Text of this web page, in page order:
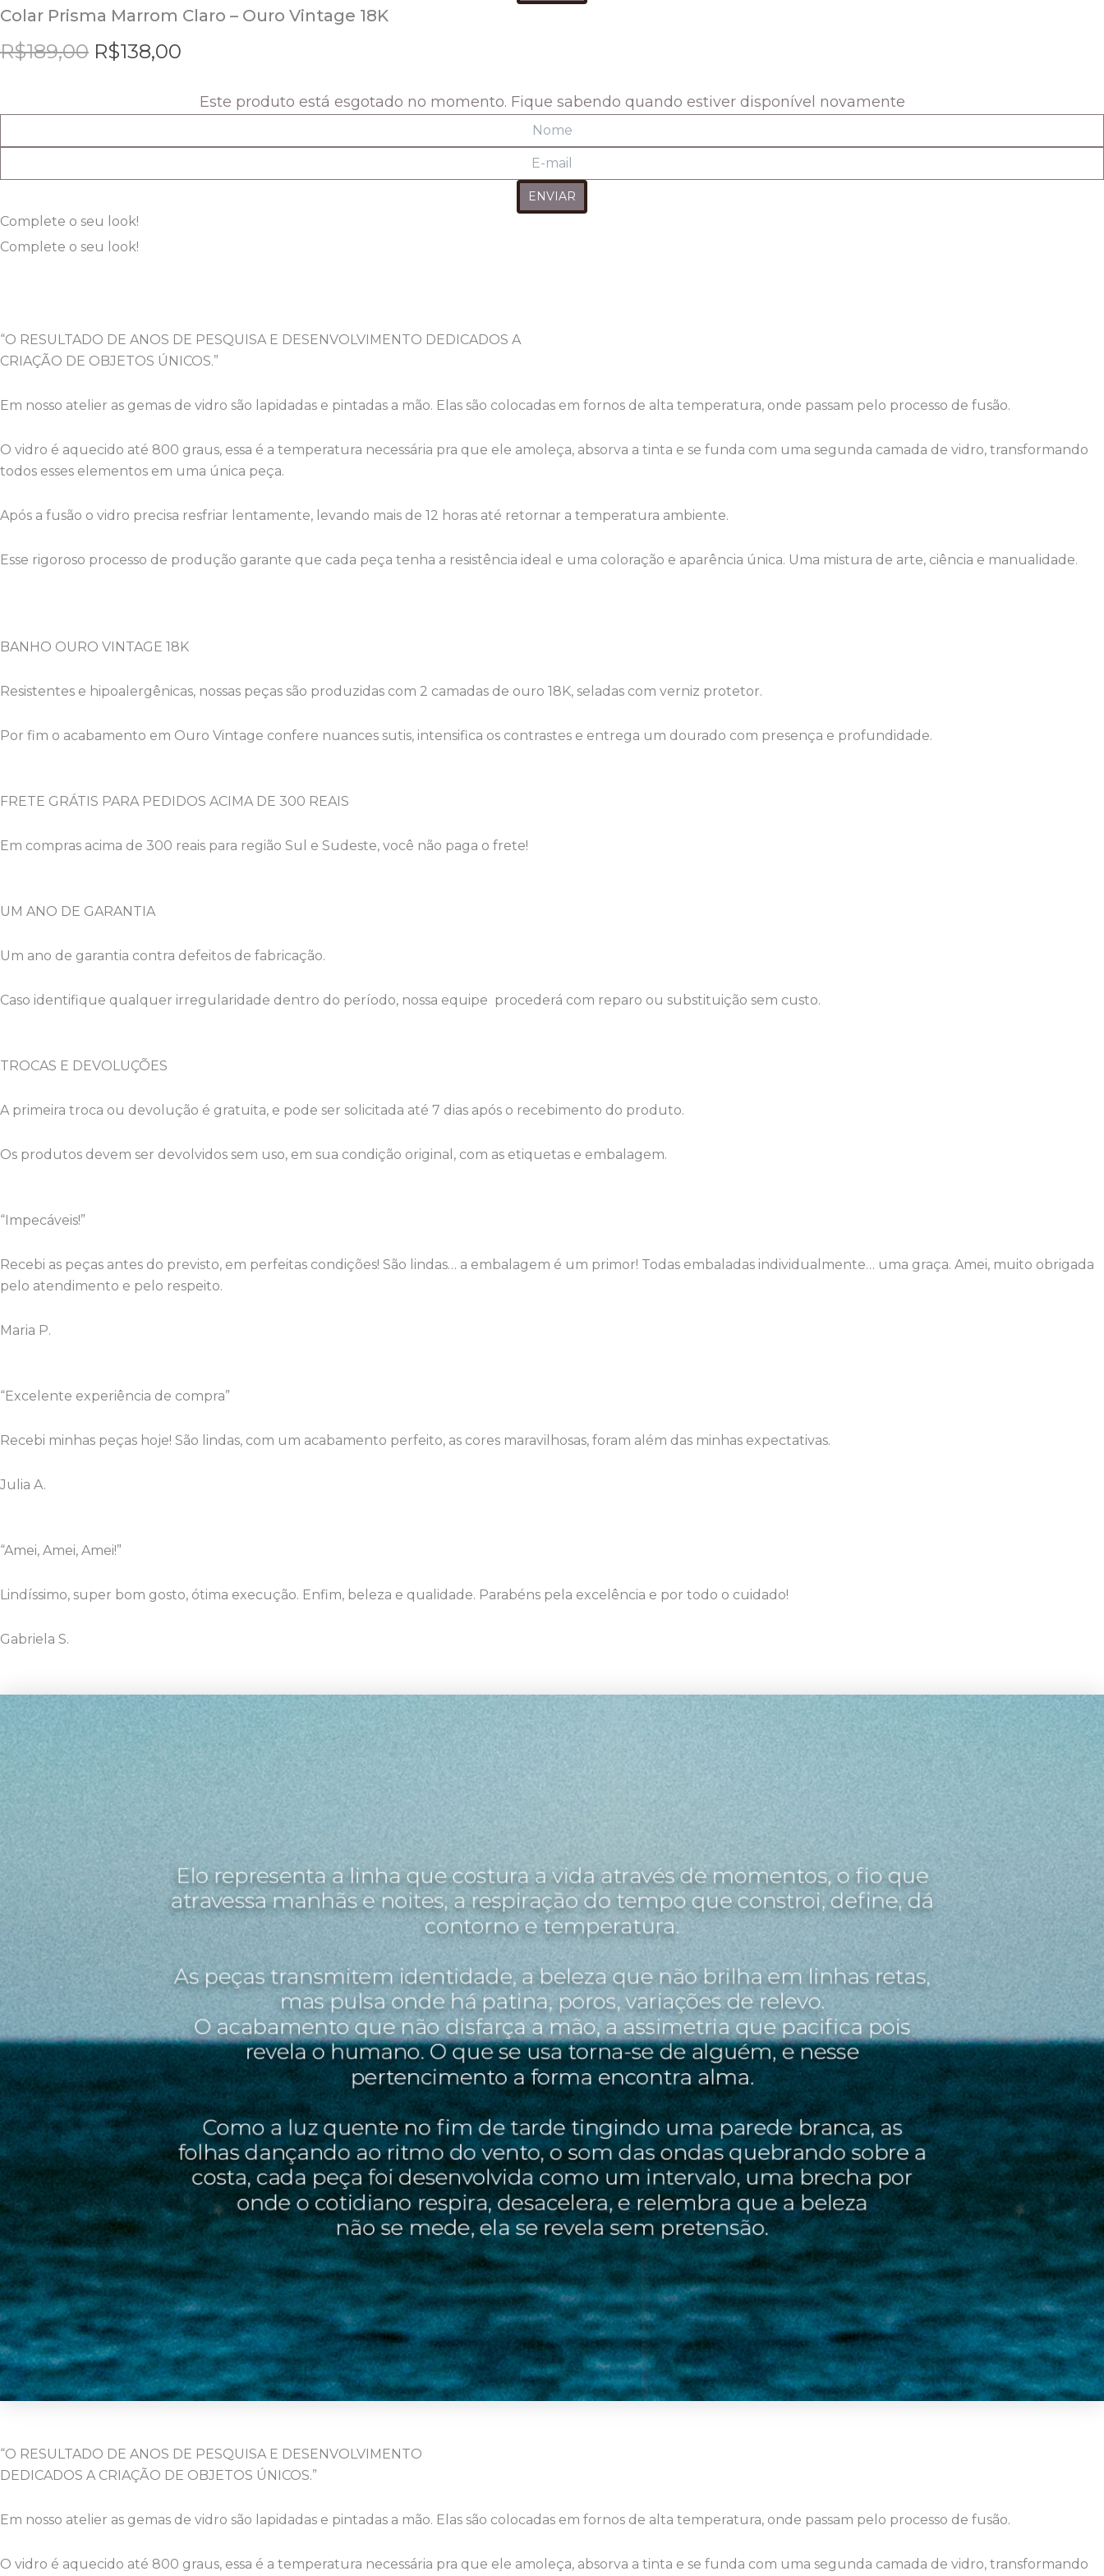
Colar Prisma Marrom Claro – Ouro Vintage 18K
R$189,00 R$138,00
Este produto está esgotado no momento. Fique sabendo quando estiver disponível novamente
Complete o seu look!
Complete o seu look!
“O RESULTADO DE ANOS DE PESQUISA E DESENVOLVIMENTO DEDICADOS A
CRIAÇÃO DE OBJETOS ÚNICOS.”
Em nosso atelier as gemas de vidro são lapidadas e pintadas a mão. Elas são colocadas em fornos de alta temperatura, onde passam pelo processo de fusão.
O vidro é aquecido até 800 graus, essa é a temperatura necessária pra que ele amoleça, absorva a tinta e se funda com uma segunda camada de vidro, transformando
todos esses elementos em uma única peça.
Após a fusão o vidro precisa resfriar lentamente, levando mais de 12 horas até retornar a temperatura ambiente.
Esse rigoroso processo de produção garante que cada peça tenha a resistência ideal e uma coloração e aparência única. Uma mistura de arte, ciência e manualidade.
BANHO OURO VINTAGE 18K
Resistentes e hipoalergênicas, nossas peças são produzidas com 2 camadas de ouro 18K, seladas com verniz protetor.
Por fim o acabamento em Ouro Vintage confere nuances sutis, intensifica os contrastes e entrega um dourado com presença e profundidade.
FRETE GRÁTIS PARA PEDIDOS ACIMA DE 300 REAIS
Em compras acima de 300 reais para região Sul e Sudeste, você não paga o frete!
UM ANO DE GARANTIA
Um ano de garantia contra defeitos de fabricação.
Caso identifique qualquer irregularidade dentro do período, nossa equipe procederá com reparo ou substituição sem custo.
TROCAS E DEVOLUÇÕES
A primeira troca ou devolução é gratuita, e pode ser solicitada até 7 dias após o recebimento do produto.
Os produtos devem ser devolvidos sem uso, em sua condição original, com as etiquetas e embalagem.
“Impecáveis!”
Recebi as peças antes do previsto, em perfeitas condições! São lindas… a embalagem é um primor! Todas embaladas individualmente… uma graça. Amei, muito obrigada
pelo atendimento e pelo respeito.
Maria P.
“Excelente experiência de compra”
Recebi minhas peças hoje! São lindas, com um acabamento perfeito, as cores maravilhosas, foram além das minhas expectativas.
Julia A.
“Amei, Amei, Amei!”
Lindíssimo, super bom gosto, ótima execução. Enfim, beleza e qualidade. Parabéns pela excelência e por todo o cuidado!
Gabriela S.
“O RESULTADO DE ANOS DE PESQUISA E DESENVOLVIMENTO
DEDICADOS A CRIAÇÃO DE OBJETOS ÚNICOS.”
Em nosso atelier as gemas de vidro são lapidadas e pintadas a mão. Elas são colocadas em fornos de alta temperatura, onde passam pelo processo de fusão.
O vidro é aquecido até 800 graus, essa é a temperatura necessária pra que ele amoleça, absorva a tinta e se funda com uma segunda camada de vidro, transformando